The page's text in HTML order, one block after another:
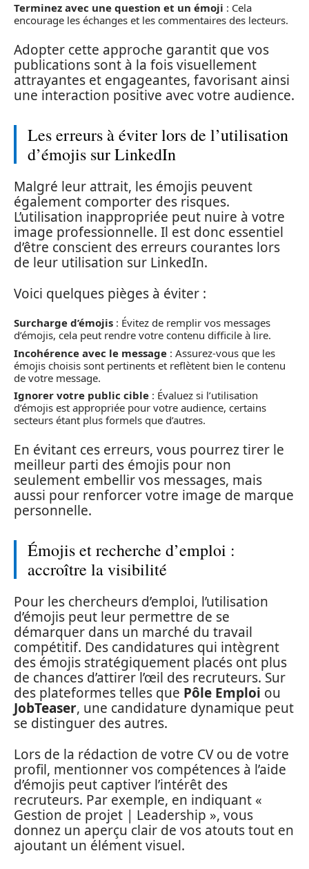
Terminez avec une question et un émoji : Cela
encourage les échanges et les commentaires des lecteurs.
Adopter cette approche garantit que vos
publications sont à la fois visuellement
attrayantes et engageantes, favorisant ainsi
une interaction positive avec votre audience.
Les erreurs à éviter lors de l’utilisation
d’émojis sur LinkedIn
Malgré leur attrait, les émojis peuvent
également comporter des risques.
L’utilisation inappropriée peut nuire à votre
image professionnelle. Il est donc essentiel
d’être conscient des erreurs courantes lors
de leur utilisation sur LinkedIn.
Voici quelques pièges à éviter :
Surcharge d’émojis : Évitez de remplir vos messages
d’émojis, cela peut rendre votre contenu difficile à lire.
Incohérence avec le message : Assurez-vous que les
émojis choisis sont pertinents et reflètent bien le contenu
de votre message.
Ignorer votre public cible : Évaluez si l’utilisation
d’émojis est appropriée pour votre audience, certains
secteurs étant plus formels que d’autres.
En évitant ces erreurs, vous pourrez tirer le
meilleur parti des émojis pour non
seulement embellir vos messages, mais
aussi pour renforcer votre image de marque
personnelle.
Émojis et recherche d’emploi :
accroître la visibilité
Pour les chercheurs d’emploi, l’utilisation
d’émojis peut leur permettre de se
démarquer dans un marché du travail
compétitif. Des candidatures qui intègrent
des émojis stratégiquement placés ont plus
de chances d’attirer l’œil des recruteurs. Sur
des plateformes telles que Pôle Emploi ou
JobTeaser, une candidature dynamique peut
se distinguer des autres.
Lors de la rédaction de votre CV ou de votre
profil, mentionner vos compétences à l’aide
d’émojis peut captiver l’intérêt des
recruteurs. Par exemple, en indiquant «
Gestion de projet | Leadership », vous
donnez un aperçu clair de vos atouts tout en
ajoutant un élément visuel.